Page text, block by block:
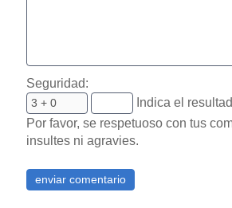
Seguridad:
Indica el
Por favor, se respetuoso con tus
insultes ni agravies.